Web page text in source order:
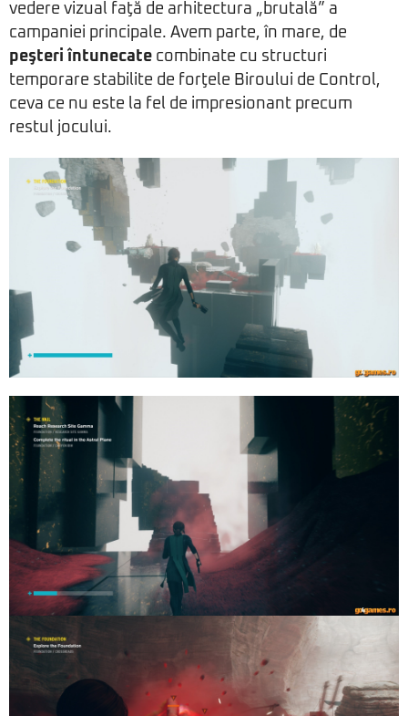
vedere vizual faţă de arhitectura „brutală” a
campaniei principale. Avem parte, în mare, de
peşteri întunecate combinate cu structuri
temporare stabilite de forţele Biroului de Control,
ceva ce nu este la fel de impresionant precum
restul jocului.